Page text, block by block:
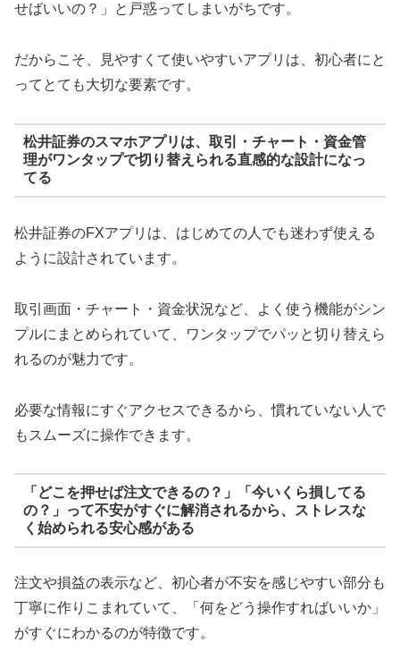
せばいいの？」と戸惑ってしまいがちです。
だからこそ、見やすくて使いやすいアプリは、初心者にと
ってとても大切な要素です。
松井証券のスマホアプリは、取引・チャート・資金管
理がワンタップで切り替えられる直感的な設計になっ
てる
松井証券のFXアプリは、はじめての人でも迷わず使える
ように設計されています。
取引画面・チャート・資金状況など、よく使う機能がシン
プルにまとめられていて、ワンタップでパッと切り替えら
れるのが魅力です。
必要な情報にすぐアクセスできるから、慣れていない人で
もスムーズに操作できます。
「どこを押せば注文できるの？」「今いくら損してる
の？」って不安がすぐに解消されるから、ストレスな
く始められる安心感がある
注文や損益の表示など、初心者が不安を感じやすい部分も
丁寧に作りこまれていて、「何をどう操作すればいいか」
がすぐにわかるのが特徴です。